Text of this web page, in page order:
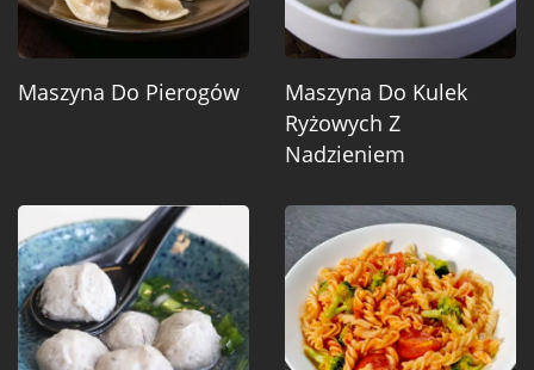
Maszyna Do Pierogów
Maszyna Do Kulek
Ryżowych Z
Nadzieniem